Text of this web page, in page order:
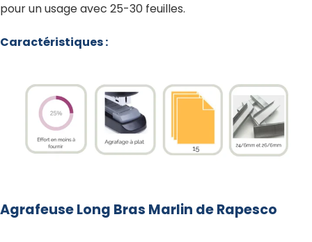
pour un usage avec 25-30 feuilles.
Caractéristiques :
Agrafeuse Long Bras Marlin de Rapesco